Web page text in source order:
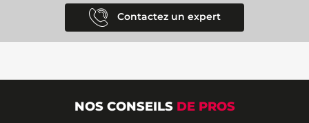
Contactez un expert
NOS CONSEILS DE PROS